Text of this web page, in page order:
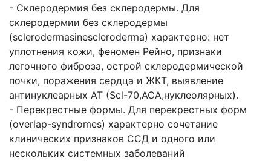
- Склеродермия без склеродермы. Для
склеродермии без склеродермы
(sclerodermasinescleroderma) характерно: нет
уплотнения кожи, феномен Рейно, признаки
легочного фиброза, острой склеродермической
почки, поражения сердца и ЖКТ, выявление
антинуклеарных АТ (Scl-70,ACA,нуклеолярных).
- Перекрестные формы. Для перекрестных форм
(overlap-syndromes) характерно сочетание
клинических признаков ССД и одного или
нескольких системных заболеваний